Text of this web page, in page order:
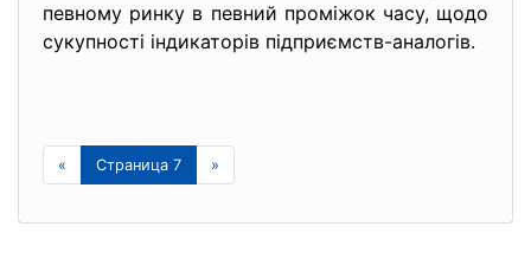
певному ринку в певний проміжок часу, щодо
сукупності індикаторів підприємств-аналогів.
« Страница 7 »